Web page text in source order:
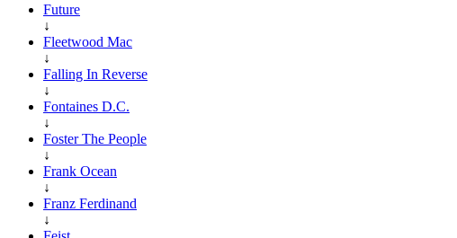
Future
↓
Fleetwood Mac
↓
Falling In Reverse
↓
Fontaines D.C.
↓
Foster The People
↓
Frank Ocean
↓
Franz Ferdinand
↓